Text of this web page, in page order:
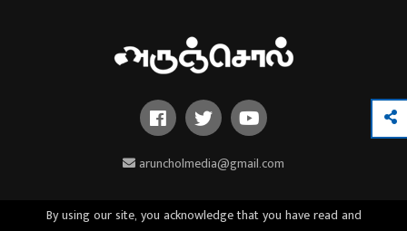
aruncholmedia@gmail.com
By using our site, you acknowledge that you have read and